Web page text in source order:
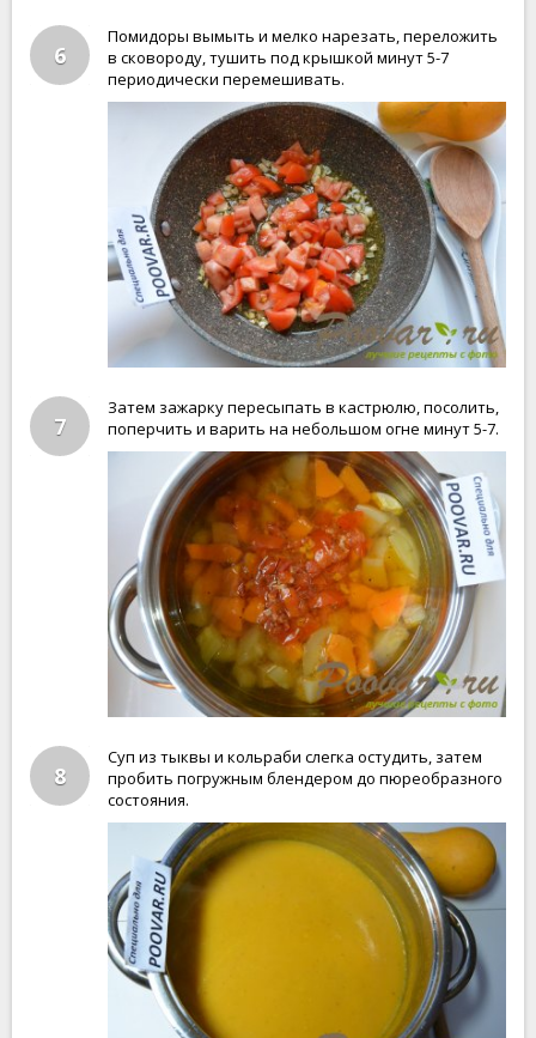
6
Помидоры вымыть и мелко нарезать, переложить
в сковороду, тушить под крышкой минут 5-7
периодически перемешивать.
7
Затем зажарку пересыпать в кастрюлю, посолить,
поперчить и варить на небольшом огне минут 5-7.
8
Суп из тыквы и кольраби слегка остудить, затем
пробить погружным блендером до пюреобразного
состояния.